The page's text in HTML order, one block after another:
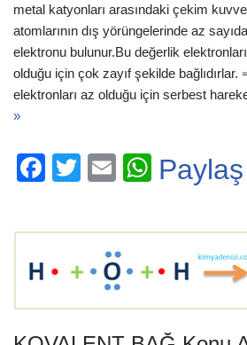
metal katyonları arasındaki çekim
atomlarının dış yörüngelerinde az
elektronu bulunur.Bu değerlik
olduğu için çok zayıf şekilde
elektronları az olduğu için serbest
»
F
c
b
o
o
T
tt
er
E
ail
W
at
A
p
p
Paylaş